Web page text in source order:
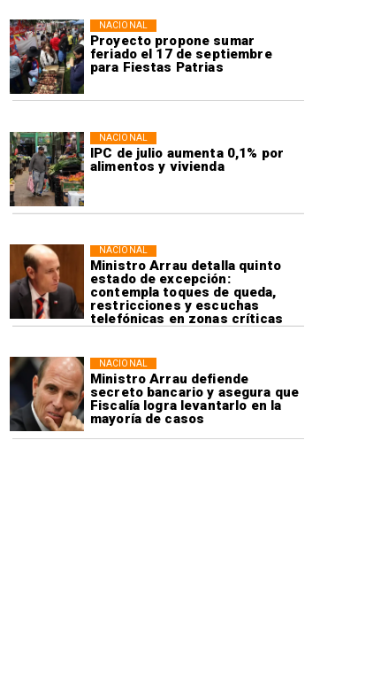
Proyecto propone sumar
feriado el 17 de septiembre
para Fiestas Patrias
NACIONAL
IPC de julio aumenta 0,1% por
alimentos y vivienda
NACIONAL
Ministro Arrau detalla quinto
estado de excepción:
contempla toques de queda,
restricciones y escuchas
telefónicas en zonas críticas
NACIONAL
Ministro Arrau defiende
secreto bancario y asegura que
Fiscalía logra levantarlo en la
mayoría de casos
NACIONAL